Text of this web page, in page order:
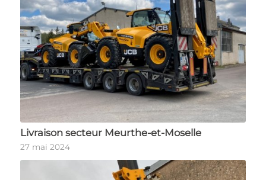
Livraison secteur Meurthe-et-Moselle
27 mai 2024